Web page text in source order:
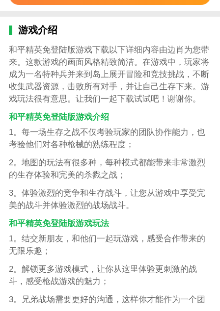
游戏介绍
和平精英免登陆版游戏下载以下详细内容由边肖为您带
来。这款游戏的画面风格精致简洁。在游戏中，玩家将
成为一名特种兵并来到岛上展开冒险和竞技挑战，不断
收集武器资源，击败所有对手，并让自己生存下来。游
戏玩法很有意思。让我们一起下载试试吧！谢谢你。
和平精英免登陆版游戏介绍
1。每一场生存之战不仅考验玩家的团队协作能力，也
考验他们对各种枪械的熟练程度；
2。地图的玩法有很多种，每种模式都能带来非常激烈
的生存体验和完美的杀戮之战；
3。体验激烈的竞争和生存战斗，让您从游戏中享受完
美的战斗并体验激烈的战场战斗。
和平精英免登陆版游戏玩法
1。结交新朋友，和他们一起玩游戏，感受合作带来的
无限乐趣；
2。解锁更多游戏模式，让你从这里体验更刺激的战
斗，感受枪战游戏的魅力；
3。兄弟战场需要更好的沟通，这样你才能作为一个团